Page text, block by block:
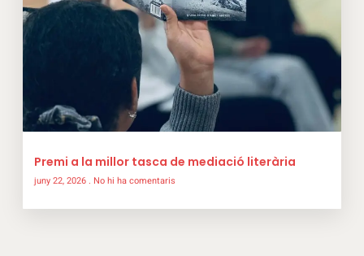
Premi a la millor tasca de mediació literària
juny 22, 2026 No hi ha comentaris